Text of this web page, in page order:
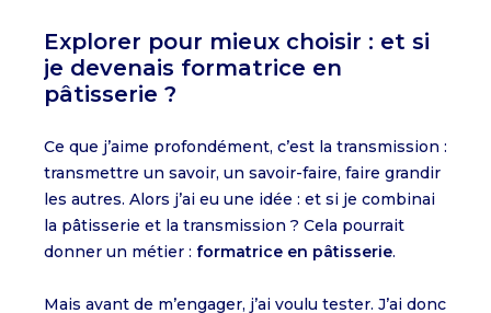
Explorer pour mieux choisir : et si
je devenais formatrice en
pâtisserie ?
Ce que j’aime profondément, c’est la transmission :
transmettre un savoir, un savoir-faire, faire grandir
les autres. Alors j’ai eu une idée : et si je combinai
la pâtisserie et la transmission ? Cela pourrait
donner un métier : formatrice en pâtisserie.
Mais avant de m’engager, j’ai voulu tester. J’ai donc